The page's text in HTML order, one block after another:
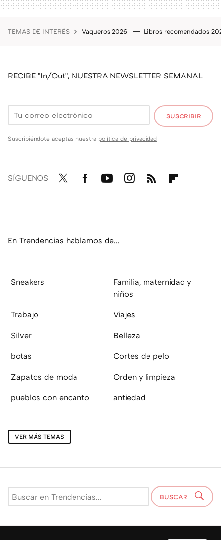
TEMAS DE INTERÉS Vaqueros 2026 Libros recomendados
RECIBE "In/Out", NUESTRA NEWSLETTER SEMANAL
SUSCRIBIR
Suscribiéndote aceptas nuestra política de privacidad
SÍGUENOS
En Trendencias hablamos de...
Sneakers
Familia, maternidad y
niños
Trabajo Viajes
Silver Belleza
botas Cortes de pelo
Zapatos de moda Orden y limpieza
pueblos con encanto antiedad
VER MÁS TEMAS
BUSCAR